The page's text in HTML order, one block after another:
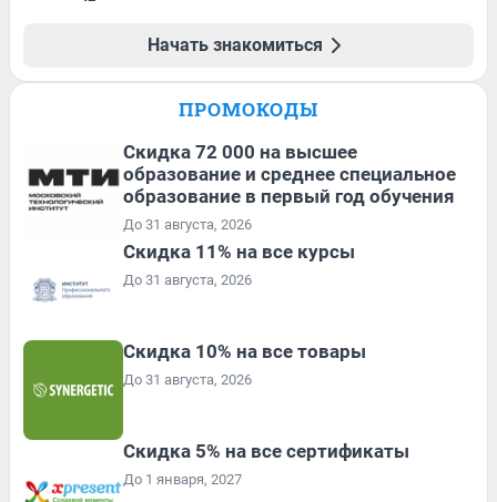
Начать знакомиться
ПРОМОКОДЫ
Скидка 72 000 на высшее
образование и среднее специальное
образование в первый год обучения
До 31 августа, 2026
Скидка 11% на все курсы
До 31 августа, 2026
Скидка 10% на все товары
До 31 августа, 2026
Скидка 5% на все сертификаты
До 1 января, 2027